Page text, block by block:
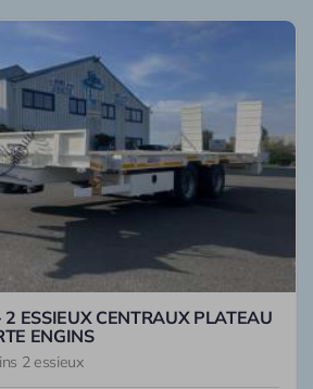
ESSIEUX CENTRAUX PLATEAU
ENGINS
2 essieux